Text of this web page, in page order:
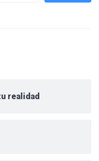
realidad